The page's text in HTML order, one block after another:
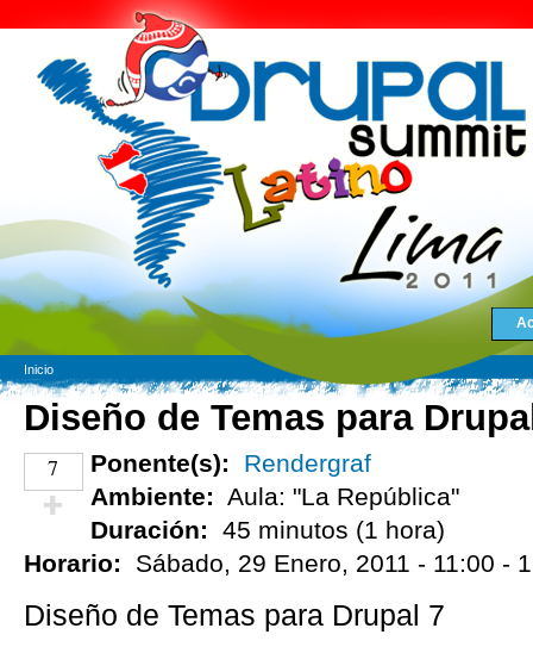
Inicio
Diseño de Temas para
7
¡Vota positivo!
Ponente(s):
Rendergraf
Ambiente: Aula: "La República"
Duración:
45 minutos (1 hora)
Horario:
Sábado, 29 Enero, 2011 - 11:00 -
Diseño de Temas para Drupal 7